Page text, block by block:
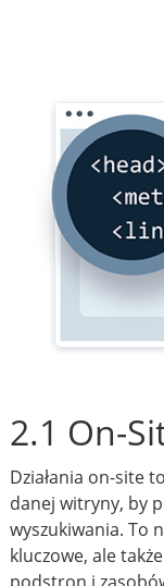
2.1 On-
Działania on-site
danej witryny, by
wyszukiwania. To
kluczowe, ale
podstron i